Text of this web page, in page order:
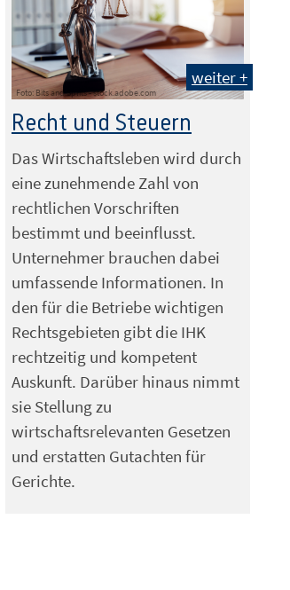
Foto: Bits and Splits - stock.adobe.com
weiter +
Recht und Steuern
Das Wirtschaftsleben wird durch
eine zunehmende Zahl von
rechtlichen Vorschriften
bestimmt und beeinflusst.
Unternehmer brauchen dabei
umfassende Informationen. In
den für die Betriebe wichtigen
Rechtsgebieten gibt die IHK
rechtzeitig und kompetent
Auskunft. Darüber hinaus nimmt
sie Stellung zu
wirtschaftsrelevanten Gesetzen
und erstatten Gutachten für
Gerichte.